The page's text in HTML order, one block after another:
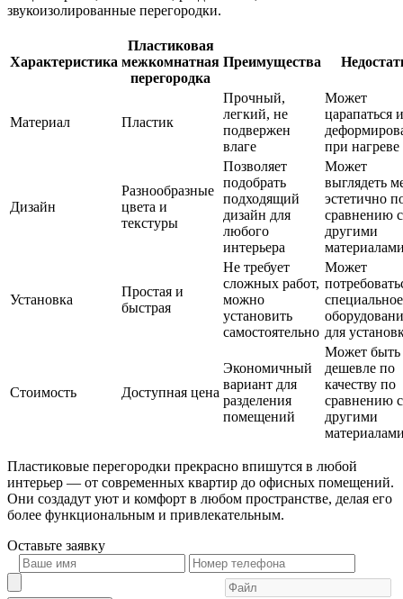
звукоизолированные перегородки.
Характеристика
Пластиковая
межкомнатная
перегородка
Преимущества
Материал Пластик
Прочный,
легкий, не
подвержен
влаге
Может
царапаться
при нагреве
Дизайн
Разнообразные
цвета и
текстуры
Позволяет
подобрать
подходящий
дизайн для
любого
интерьера
Может
выглядеть
эстетично
сравнению с
другими
Установка
Простая и
быстрая
Не требует
сложных работ,
можно
установить
самостоятельно
Может
специальное
для
Стоимость Доступная цена
Экономичный
вариант для
разделения
помещений
Может быть
дешевле по
качеству по
сравнению с
другими
Пластиковые перегородки прекрасно впишутся в любой
интерьер — от современных квартир до офисных помещений.
Они создадут уют и комфорт в любом пространстве, делая его
более функциональным и привлекательным.
Оставьте заявку